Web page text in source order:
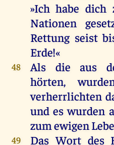
»Ich habe dich
Nationen
Rettung seist
Erde!«
48 Als die aus
hörten,
verherrlichten
und es wurden
zumewigen
49 Das Wort des